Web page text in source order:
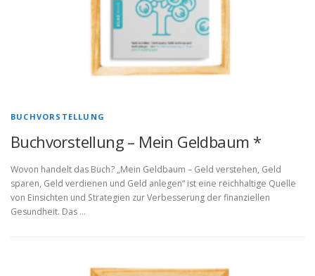
BUCHVORSTELLUNG
Buchvorstellung – Mein Geldbaum *
Wovon handelt das Buch? „Mein Geldbaum – Geld verstehen, Geld
sparen, Geld verdienen und Geld anlegen“ ist eine reichhaltige Quelle
von Einsichten und Strategien zur Verbesserung der finanziellen
Gesundheit. Das …